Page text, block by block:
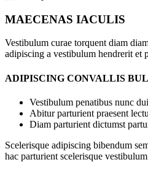
MAECENAS IACULIS
Vestibulum curae torquent diam
adipiscing a vestibulum hendrerit et
ADIPISCING CONVALLIS
Vestibulum penatibus nunc
Abitur parturient praesent
Diam parturient dictumst
Scelerisque adipiscing bibendum
hac parturient scelerisque